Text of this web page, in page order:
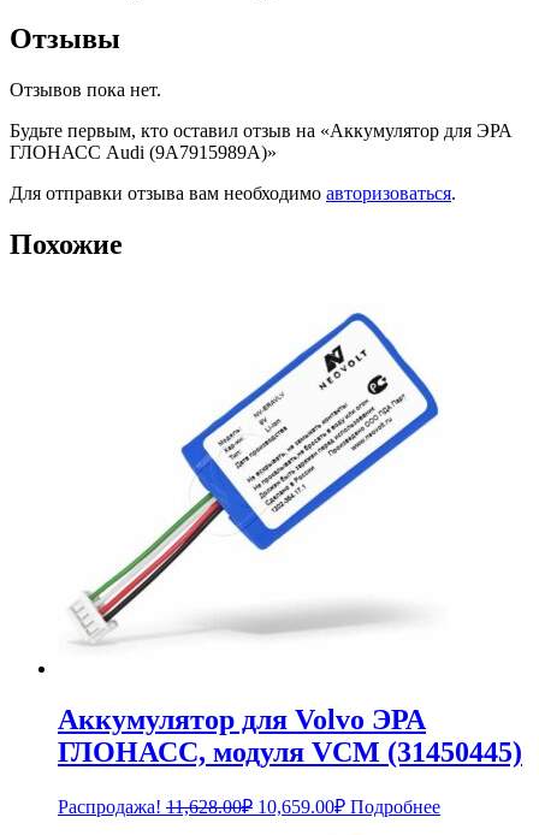
Отзывы
Отзывов пока нет.
Будьте первым, кто оставил отзыв на «Аккумулятор для ЭРА
ГЛОНАСС Audi (9A7915989A)»
Для отправки отзыва вам необходимо авторизоваться.
Похожие
Аккумулятор для Volvo ЭРА
ГЛОНАСС, модуля VCM (31450445)
Распродажа! 11,628.00₽ Первоначальная
10,659.00₽Текущая
цена:
Подробнее